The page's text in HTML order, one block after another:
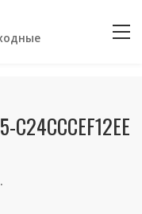
C24CCCEF12EE